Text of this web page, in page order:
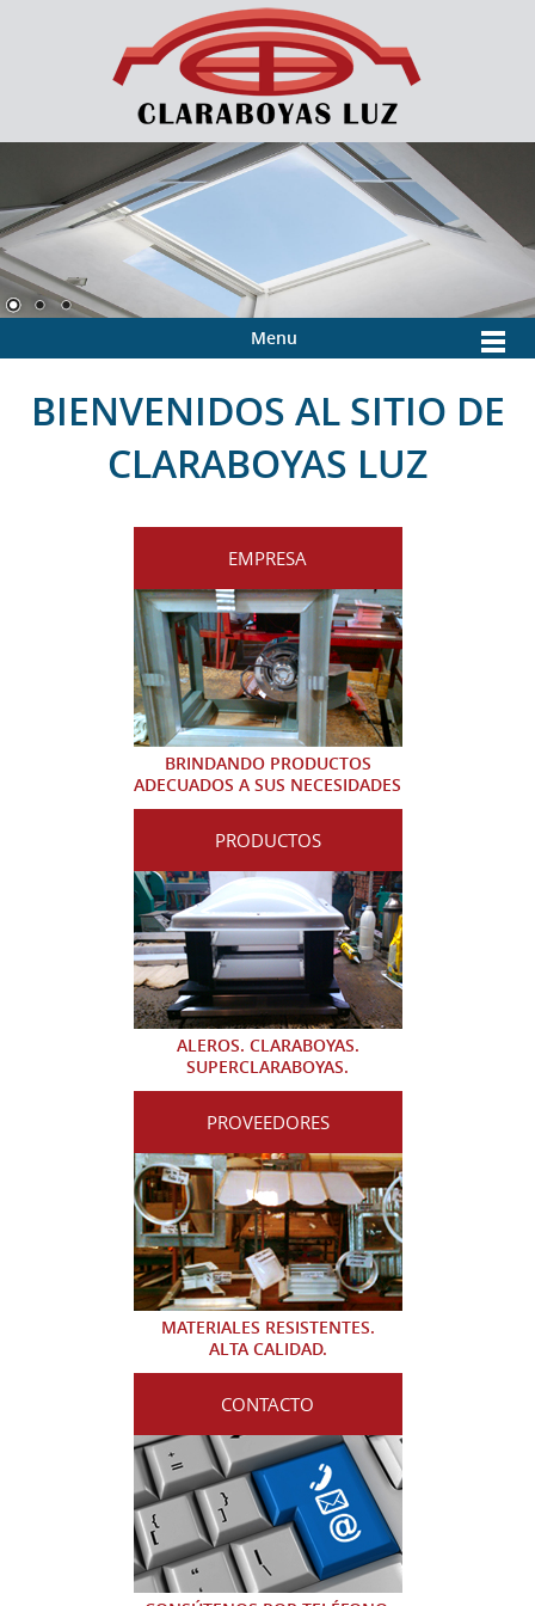
Menu
BIENVENIDOS AL SITIO DE
CLARABOYAS LUZ
EMPRESA
BRINDANDO PRODUCTOS
ADECUADOS A SUS NECESIDADES
PRODUCTOS
ALEROS. CLARABOYAS.
SUPERCLARABOYAS.
PROVEEDORES
MATERIALES RESISTENTES.
ALTA CALIDAD.
CONTACTO